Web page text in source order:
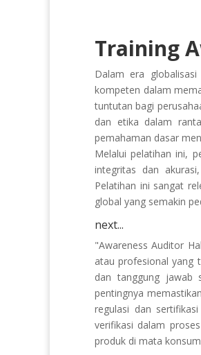
Training
Dalam era
kompeten dalam
tuntutan bagi
dan etika dalam
pemahaman dasar
Melalui pelatihan ini,
integritas dan
Pelatihan ini sangat
global yang semakin
next...
"Awareness Auditor
atau profesional yang
dan tanggung jawab
pentingnya
regulasi dan
verifikasi dalam
produk di mata